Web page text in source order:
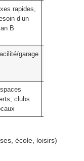
rapides,
d’un
B
garage
clubs
école, loisirs)